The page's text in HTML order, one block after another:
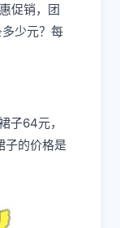
促销，团
少元？每
子64元，
子的价格是